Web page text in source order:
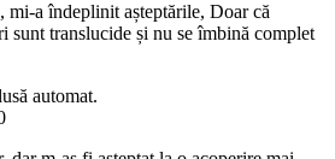
mi-a îndeplinit așteptările, Doar că
sunt translucide și nu se îmbină complet
automat.